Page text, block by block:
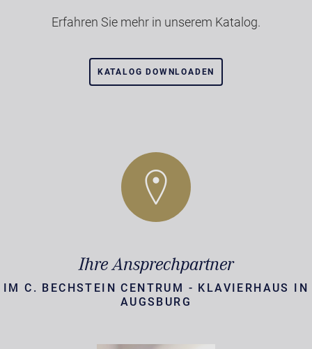
Erfahren Sie mehr in unserem Katalog.
KATALOG DOWNLOADEN
Ihre Ansprechpartner
IM C. BECHSTEIN CENTRUM - KLAVIERHAUS IN
AUGSBURG